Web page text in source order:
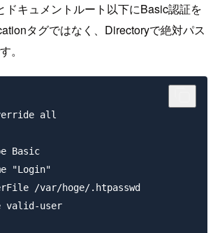
ドキュメントルート以下にBasic認証を
タグではなく、Directoryで絶対パス
。
all
Basic
"Login"
/var/hoge/.htpasswd
valid-user